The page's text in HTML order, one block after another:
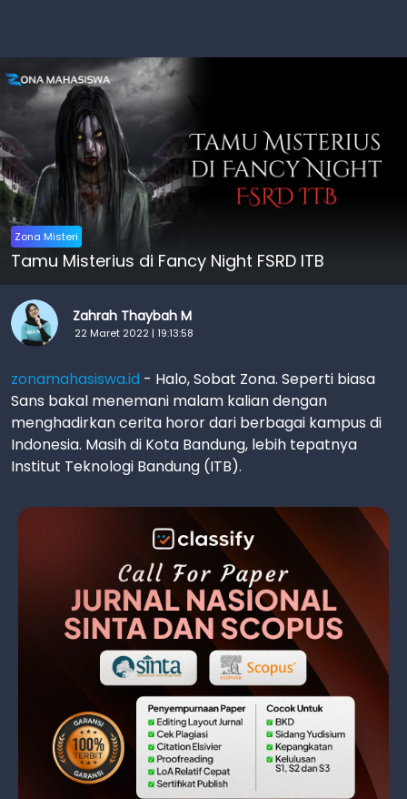
Zona Misteri
Tamu Misterius di Fancy Night FSRD ITB
Zahrah Thaybah M
22 Maret 2022 | 19:13:58
zonamahasiswa.id - Halo, Sobat Zona. Seperti biasa
Sans bakal menemani malam kalian dengan
menghadirkan cerita horor dari berbagai kampus di
Indonesia. Masih di Kota Bandung, lebih tepatnya
Institut Teknologi Bandung (ITB).